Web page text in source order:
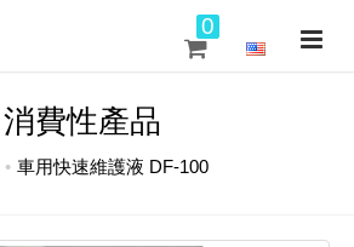
0
消費性產品
車用快速維護液 DF-100